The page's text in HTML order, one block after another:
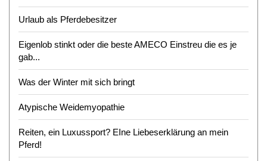
Urlaub als Pferdebesitzer
Eigenlob stinkt oder die beste AMECO Einstreu die es je
gab...
Was der Winter mit sich bringt
Atypische Weidemyopathie
Reiten, ein Luxussport? EIne Liebeserklärung an mein
Pferd!